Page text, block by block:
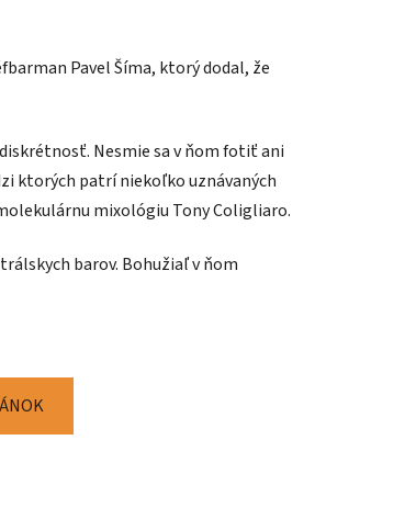
Pavel Šíma, ktorý dodal, že
Nesmie sa v ňom fotiť ani
ktorých patrí niekoľko uznávaných
mixológiu Tony Coligliaro.
barov. Bohužiaľ v ňom